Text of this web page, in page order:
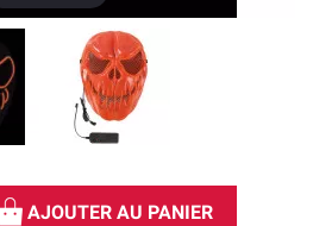
AJOUTER AU PANIER